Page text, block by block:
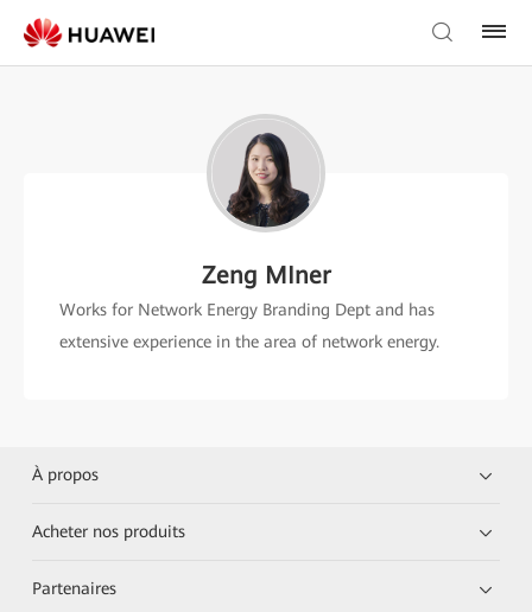
Zeng MIner
Works for Network Energy Branding Dept and has
extensive experience in the area of network energy.
À propos
Acheter nos produits
Partenaires